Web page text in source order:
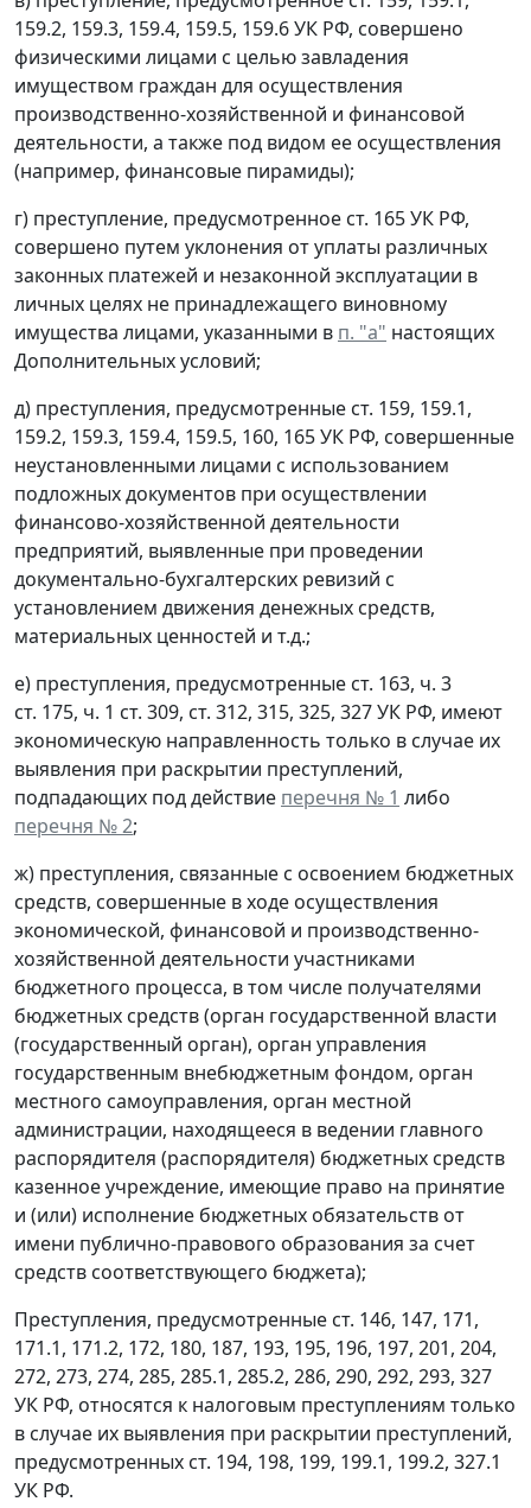
159.2, 159.3, 159.4, 159.5, 159.6 УК РФ, совершено
физическими лицами с целью завладения
имуществом граждан для осуществления
производственно-хозяйственной и финансовой
деятельности, а также под видом ее осуществления
(например, финансовые пирамиды);
г) преступление, предусмотренное ст. 165 УК РФ,
совершено путем уклонения от уплаты различных
законных платежей и незаконной эксплуатации в
личных целях не принадлежащего виновному
имущества лицами, указанными в п. "а" настоящих
Дополнительных условий;
д) преступления, предусмотренные ст. 159, 159.1,
159.2, 159.3, 159.4, 159.5, 160, 165 УК РФ, совершенные
неустановленными лицами с использованием
подложных документов при осуществлении
финансово-хозяйственной деятельности
предприятий, выявленные при проведении
документально-бухгалтерских ревизий с
установлением движения денежных средств,
материальных ценностей и т.д.;
е) преступления, предусмотренные ст. 163, ч. 3
ст. 175, ч. 1 ст. 309, ст. 312, 315, 325, 327 УК РФ, имеют
экономическую направленность только в случае их
выявления при раскрытии преступлений,
подпадающих под действие перечня № 1 либо
перечня № 2;
ж) преступления, связанные с освоением бюджетных
средств, совершенные в ходе осуществления
экономической, финансовой и производственно-
хозяйственной деятельности участниками
бюджетного процесса, в том числе получателями
бюджетных средств (орган государственной власти
(государственный орган), орган управления
государственным внебюджетным фондом, орган
местного самоуправления, орган местной
администрации, находящееся в ведении главного
распорядителя (распорядителя) бюджетных средств
казенное учреждение, имеющие право на принятие
и (или) исполнение бюджетных обязательств от
имени публично-правового образования за счет
средств соответствующего бюджета);
Преступления, предусмотренные ст. 146, 147, 171,
171.1, 171.2, 172, 180, 187, 193, 195, 196, 197, 201, 204,
272, 273, 274, 285, 285.1, 285.2, 286, 290, 292, 293, 327
УК РФ, относятся к налоговым преступлениям только
в случае их выявления при раскрытии преступлений,
предусмотренных ст. 194, 198, 199, 199.1, 199.2, 327.1
УК РФ.